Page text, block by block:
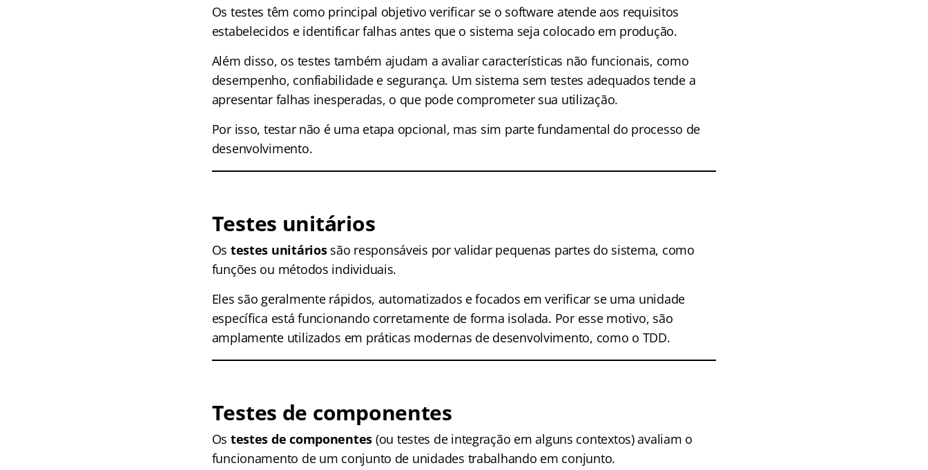
Os testes têm como principal objetivo verificar se o software atende aos requisitos
estabelecidos e identificar falhas antes que o sistema seja colocado em produção.
Além disso, os testes também ajudam a avaliar características não funcionais, como
desempenho, confiabilidade e segurança. Um sistema sem testes adequados tende a
apresentar falhas inesperadas, o que pode comprometer sua utilização.
Por isso, testar não é uma etapa opcional, mas sim parte fundamental do processo de
desenvolvimento.
Testes unitários
Os testes unitáriossão responsáveis por validar pequenas partes do sistema, como
funções ou métodos individuais.
Eles são geralmente rápidos, automatizados e focados em verificar se uma unidade
específica está funcionando corretamente de forma isolada. Por esse motivo, são
amplamente utilizados em práticas modernas de desenvolvimento, como o TDD.
Testes de componentes
Os testes de componentes (ou testes de integração em alguns contextos) avaliam o
funcionamento de um conjunto de unidades trabalhando em conjunto.